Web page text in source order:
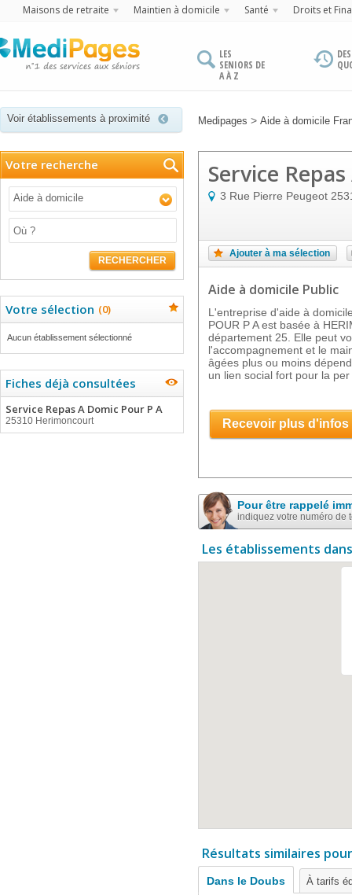
Maisons de retraite Maintien à domicile Santé Droits et
LES
SENIORS DE
A À Z
Voir établissements à proximité Medipages > Aide à domicile
Votre recherche
Aide à domicile
RECHERCHER
Votre sélection (0)
Aucun établissement sélectionné
Fiches déjà consultées
Service Repas A Domic Pour P A
25310 Herimoncourt
Service
3 Rue Pierre Peugeot
Ajouter à ma sélection
Aide à domicile Public
L'entreprise d'aide à
POUR P A est basée à
département 25. Elle peut
l'accompagnement et le
âgées plus ou moins
un lien social fort pour la per
Recevoir plus d'infos
Pour être rappelé
indiquez votre numéro de
Les établissements
Résultats similaires
Dans le Doubs À tarifs